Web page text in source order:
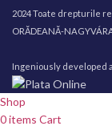
2024 Toate drepturile
ORĂDEANĂ-
Ingeniously developed
Shop
0items Cart